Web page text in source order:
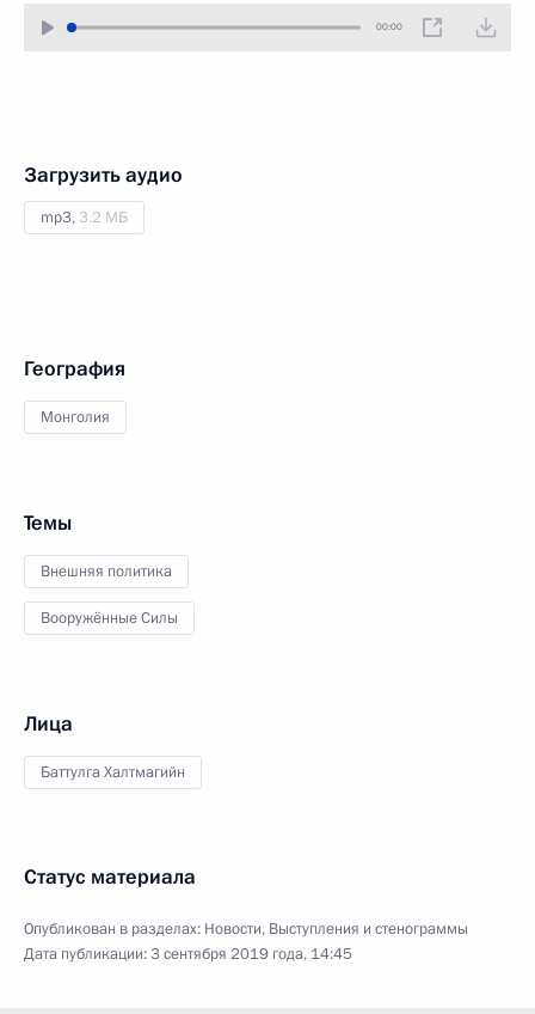
00:00
Загрузить аудио
mp3, 3.2 МБ
География
Монголия
Темы
Внешняя политика
Вооружённые Силы
Лица
Баттулга Халтмагийн
Статус материала
Опубликован в разделах: Новости, Выступления и стенограммы
Дата публикации:3 сентября 2019 года, 14:45